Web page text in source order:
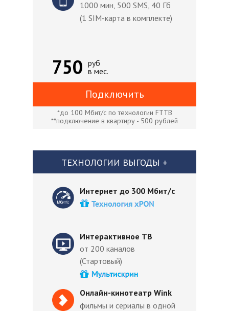
Онлайн-кинотеатр Wink
фильмы и сериалы в одной
750 руб
в мес.
ТЕХНОЛОГИИ ВЫГОДЫ +
Интернет до 300 Мбит/с
Интерактивное ТВ
от 200 каналов
(Стартовый)
Подключить
1000 мин, 500 SMS, 40 Гб
(1 SIM-карта в комплекте)
*до 100 Мбит/с по технологии FTTB
**подключение в квартиру - 500 рублей